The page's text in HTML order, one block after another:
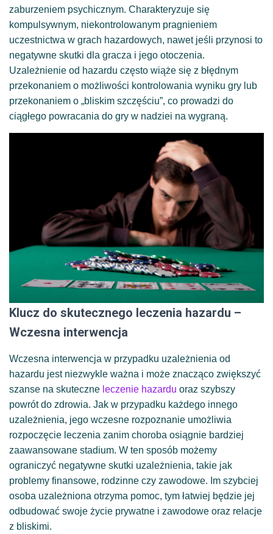
zaburzeniem psychicznym. Charakteryzuje się
kompulsywnym, niekontrolowanym pragnieniem
uczestnictwa w grach hazardowych, nawet jeśli przynosi to
negatywne skutki dla gracza i jego otoczenia.
Uzależnienie od hazardu często wiąże się z błędnym
przekonaniem o możliwości kontrolowania wyniku gry lub
przekonaniem o „bliskim szczęściu”, co prowadzi do
ciągłego powracania do gry w nadziei na wygraną.
Klucz do skutecznego leczenia hazardu –
Wczesna interwencja
Wczesna interwencja w przypadku uzależnienia od
hazardu jest niezwykle ważna i może znacząco zwiększyć
szanse na skuteczne leczenie hazardu oraz szybszy
powrót do zdrowia. Jak w przypadku każdego innego
uzależnienia, jego wczesne rozpoznanie umożliwia
rozpoczęcie leczenia zanim choroba osiągnie bardziej
zaawansowane stadium. W ten sposób możemy
ograniczyć negatywne skutki uzależnienia, takie jak
problemy finansowe, rodzinne czy zawodowe. Im szybciej
osoba uzależniona otrzyma pomoc, tym łatwiej będzie jej
odbudować swoje życie prywatne i zawodowe oraz relacje
z bliskimi.